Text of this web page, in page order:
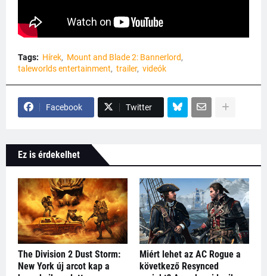
Tags: Hírek
Mount and Blade 2: Bannerlord
taleworlds entertainment
trailer videók
Facebook Twitter
Ez is érdekelhet
The Division 2 Dust Storm:
New York új arcot kap a
Miért lehet az AC Rogue a
következő Resynced